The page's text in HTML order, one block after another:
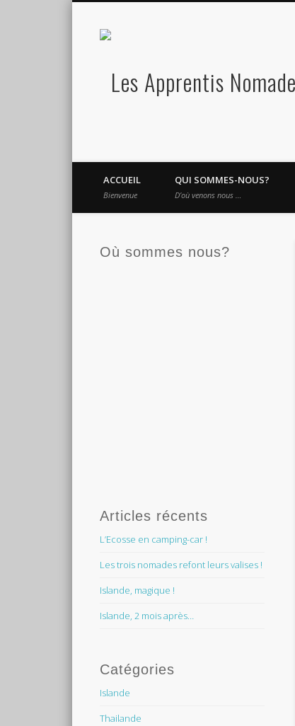
ACCUEIL
Bienvenue
QUI SOMMES-NOUS?
D’où venons nous …
Où sommes nous?
Articles récents
L’Ecosse en camping-car !
Les trois nomades refont leurs valises !
Islande, magique !
Islande, 2 mois après…
Catégories
Islande
Thailande